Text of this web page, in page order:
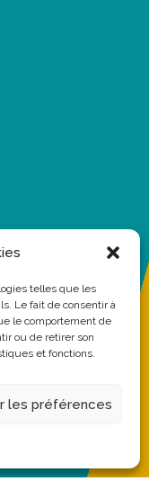
telles que les
Le fait de consentir à
le comportement de
ou de retirer son
et fonctions.
les préférences